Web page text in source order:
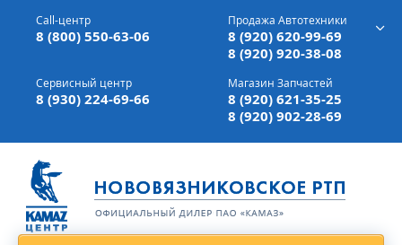
г. Вязники,ул. Механизаторов, д 90
Доставка а/м,по всей России
Call-центр
8 (800) 550-63-06
Продажа Автотехники
8 (920) 620-99-69
8 (920) 920-38-08
Сервисный центр
8 (930) 224-69-66
Магазин Запчастей
8 (920) 621-35-25
8 (920) 902-28-69